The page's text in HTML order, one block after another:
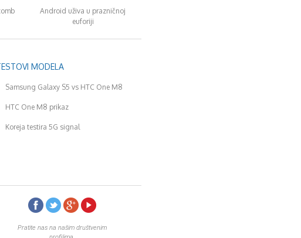
Android uživa u prazničnoj
euforiji
MODELA
Samsung Galaxy S5 vs HTC One M8
HTC One M8 prikaz
Koreja testira 5G signal
Pratite nas na našim društvenim